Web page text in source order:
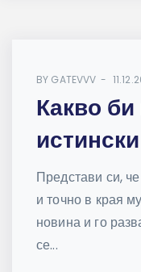
BY GATEVVV
Какво
Представи си,
и точно в края
новина и го
се...